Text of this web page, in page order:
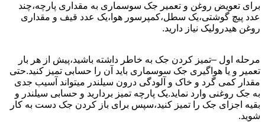
برای تعویض روغن و تعمیر جک سوسماری به مقداری پارچه،چند
عدد پیچ گوشتی،یک سطل،کمپرسور هوا،یک عدد قیف و مقداری
روغن هیدرولیک نیاز دارید.
مرحله اول –تمیز کردن جک به خاطر داشته باشید،پیش از هر بار
تعمیر و یا هواگیری جک سوسماری باید آن را حسابی تمیز کنید.حتی
مقدار کمی گرد و خاک و آلودگی درون سیلندر میتواند آسیب جدی
به جک روغنی وارد نماید.یک پارچه تمیز بردارید و حسابی سیلندر و
بقیه اجزای جک را تمیز کنید،سپس برای باز کردن جک دست به کار
شوید.